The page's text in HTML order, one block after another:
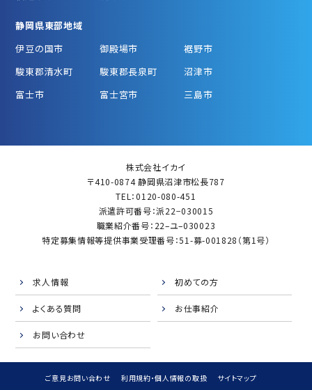
静岡県東部地域
伊豆の国市
御殿場市
裾野市
駿東郡清水町
駿東郡長泉町
沼津市
富士市
富士宮市 三島市
株式会社イカイ
〒410-0874 静岡県沼津市松長787
TEL：0120-080-451
派遣許可番号：派22−030015
職業紹介番号：22–ユ–030023
特定募集情報等提供事業受理番号：51-募-001828（第1号）
求人情報 初めての方
よくある質問 お仕事紹介
お問い合わせ
ご意見お問い合わせ 利用規約・個人情報の取扱
サイトマップ